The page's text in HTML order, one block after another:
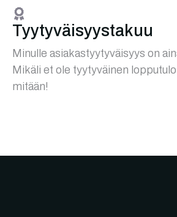
Tyytyväisyystakuu
Minulle asiakastyytyväisyys on
Mikäli et ole tyytyväinen
mitään!